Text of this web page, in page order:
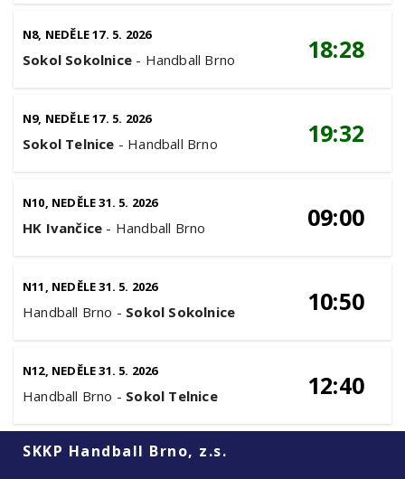
N8, NEDĚLE 17. 5. 2026
Sokol Sokolnice - Handball Brno 18:28
N9, NEDĚLE 17. 5. 2026
Sokol Telnice - Handball Brno 19:32
N10, NEDĚLE 31. 5. 2026
HK Ivančice - Handball Brno 09:00
N11, NEDĚLE 31. 5. 2026
Handball Brno - Sokol Sokolnice 10:50
N12, NEDĚLE 31. 5. 2026
Handball Brno - Sokol Telnice 12:40
SKKP Handball Brno, z.s.